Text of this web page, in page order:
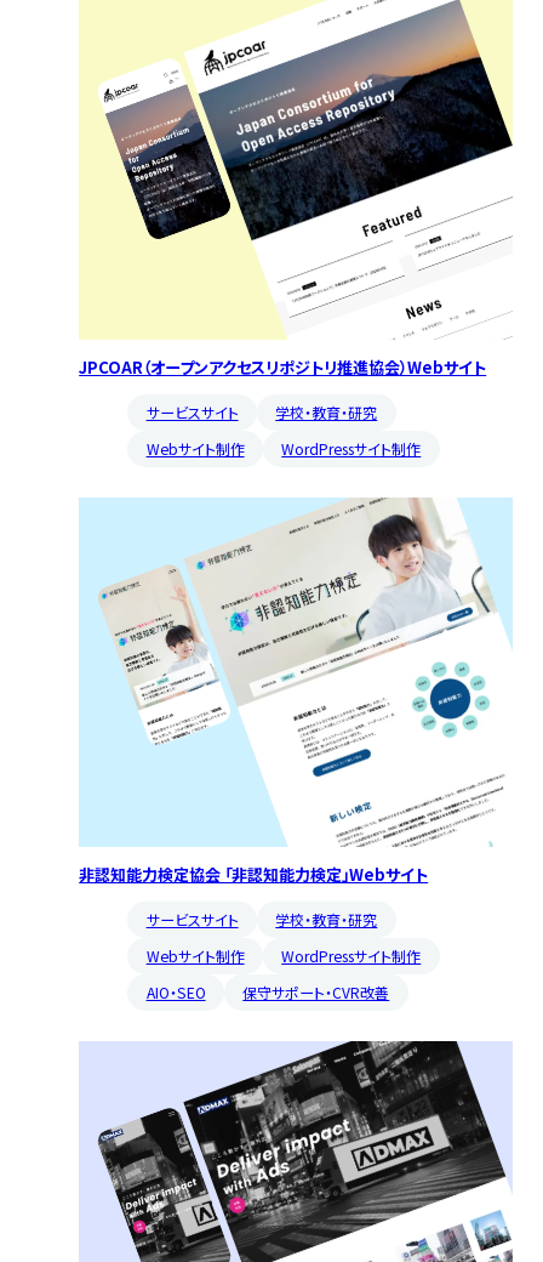
JPCOAR（オープンアクセスリポジトリ推進協会）Webサイト
サービスサイト
学校・教育・研究
Webサイト制作
WordPressサイト制作
非認知能力検定協会 「非認知能力検定」Webサイト
サービスサイト
学校・教育・研究
Webサイト制作
WordPressサイト制作
AIO・SEO
保守サポート・CVR改善